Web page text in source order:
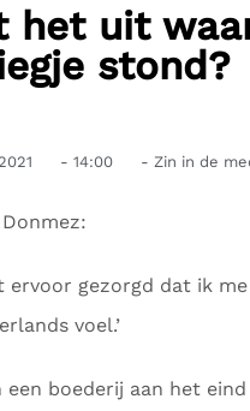
het uit
stond?
- 14:00 - Zin in de
ervoor gezorgd dat ik
voel.’
een boederij aan het